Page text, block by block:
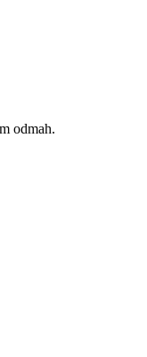
odmah.